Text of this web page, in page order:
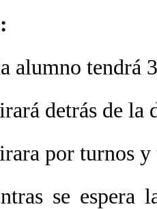
alumno tendrá
detrás de la
por turnos
se espera